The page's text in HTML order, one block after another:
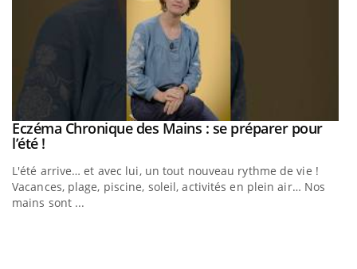
Youtube
Eczéma Chronique des Mains : se préparer pour
l’été !Youtube
L'été arrive… et avec lui, un tout nouveau rythme de vie !
Vacances, plage, piscine, soleil, activités en plein air… Nos
mains sont ...